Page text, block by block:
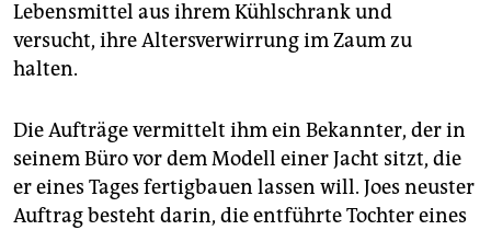
Lebensmittel aus ihrem Kühlschrank und
versucht, ihre Altersverwirrung im Zaum zu
halten.
Die Aufträge vermittelt ihm ein Bekannter, der in
seinem Büro vor dem Modell einer Jacht sitzt, die
er eines Tages fertigbauen lassen will. Joes neuster
Auftrag besteht darin, die entführte Tochter eines